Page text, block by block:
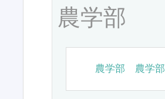
農学部
農学部 農学部